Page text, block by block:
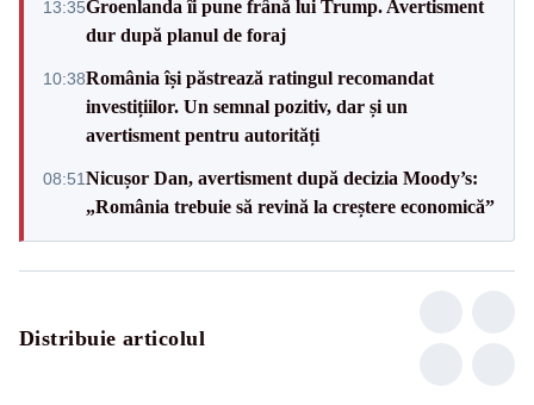
13:35Groenlanda îi pune frână lui Trump. Avertisment
dur după planul de foraj
10:38România își păstrează ratingul recomandat
investițiilor. Un semnal pozitiv, dar și un
avertisment pentru autorități
08:51Nicușor Dan, avertisment după decizia Moody’s:
„România trebuie să revină la creștere economică”
Distribuie articolul